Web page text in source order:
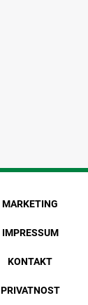
MARKETING
IMPRESSUM
KONTAKT
PRIVATNOST